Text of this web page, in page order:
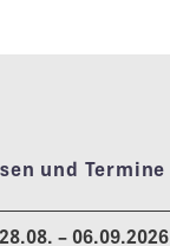
und Termine
28.08. – 06.09.2026